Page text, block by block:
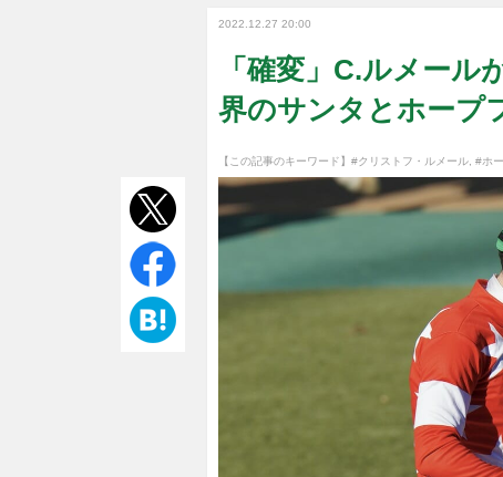
2022.12.27 20:00
「確変」C.ルメー
界のサンタとホープ
【この記事のキーワード】 #クリストフ・ルメール #ホ